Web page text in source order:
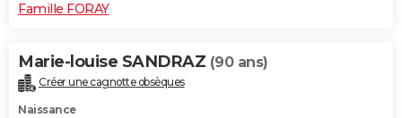
Famille FORAY
Marie-louise SANDRAZ (90 ans)
Créer une cagnotte obsèques
Naissance